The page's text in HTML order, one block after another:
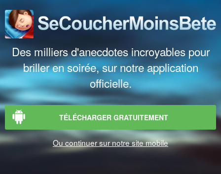
Des milliers d'anecdotes incroyables pour
briller en soirée, sur notre application
officielle.
TÉLÉCHARGER GRATUITEMENT
Ou continuer sur notre site mobile